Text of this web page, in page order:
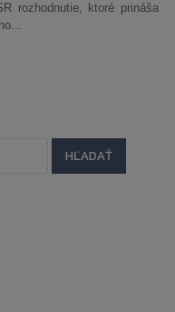
rozhodnutie, ktoré prináša